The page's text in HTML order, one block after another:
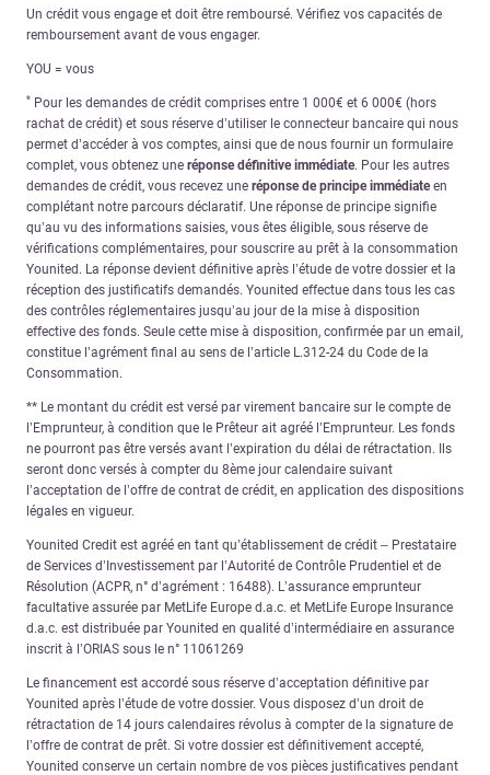
Un crédit vous engage et doit être remboursé. Vérifiez vos capacités de
remboursement avant de vous engager.
YOU = vous
* Pour les demandes de crédit comprises entre 1 000€ et 6 000€ (hors
rachat de crédit) et sous réserve d’utiliser le connecteur bancaire qui nous
permet d’accéder à vos comptes, ainsi que de nous fournir un formulaire
complet, vous obtenez une réponse définitive immédiate. Pour les autres
demandes de crédit, vous recevez une réponse de principe immédiateen
complétant notre parcours déclaratif. Une réponse de principe signifie
qu’au vu des informations saisies, vous êtes éligible, sous réserve de
vérifications complémentaires, pour souscrire au prêt à la consommation
Younited. La réponse devient définitive après l’étude de votre dossier et la
réception des justificatifs demandés. Younited effectue dans tous les cas
des contrôles réglementaires jusqu’au jour de la mise à disposition
effective des fonds. Seule cette mise à disposition, confirmée par un email,
constitue l’agrément final au sens de l’article L.312-24 du Code de la
Consommation.
** Le montant du crédit est versé par virement bancaire sur le compte de
l’Emprunteur, à condition que le Prêteur ait agréé l’Emprunteur. Les fonds
ne pourront pas être versés avant l’expiration du délai de rétractation. Ils
seront donc versés à compter du 8ème jour calendaire suivant
l’acceptation de l’offre de contrat de crédit, en application des dispositions
légales en vigueur.
Younited Credit est agréé en tant qu’établissement de crédit – Prestataire
de Services d’Investissement par l’Autorité de Contrôle Prudentiel et de
Résolution (ACPR, n° d’agrément : 16488). L’assurance emprunteur
facultative assurée par MetLife Europe d.a.c. et MetLife Europe Insurance
d.a.c. est distribuée par Younited en qualité d’intermédiaire en assurance
inscrit à l’ORIAS sous le n° 11061269
Le financement est accordé sous réserve d’acceptation définitive par
Younited après l’étude de votre dossier. Vous disposez d’un droit de
rétractation de 14 jours calendaires révolus à compter de la signature de
l’offre de contrat de prêt. Si votre dossier est définitivement accepté,
Younited conserve un certain nombre de vos pièces justificatives pendant